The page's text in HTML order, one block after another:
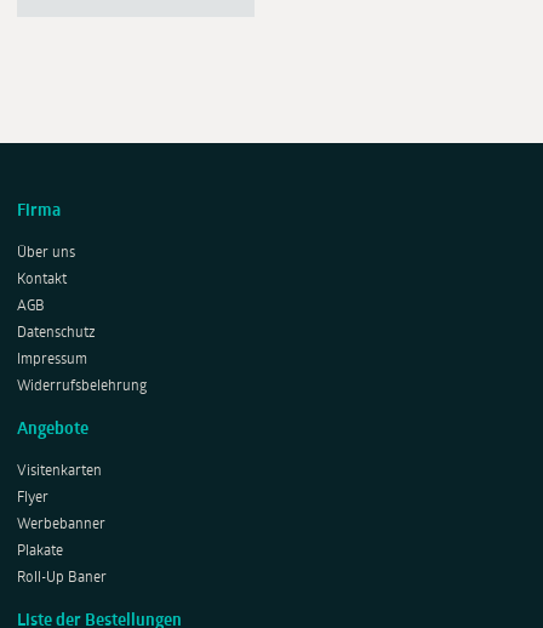
Firma
Über uns
Kontakt
AGB
Datenschutz
Impressum
Widerrufsbelehrung
Angebote
Visitenkarten
Flyer
Werbebanner
Plakate
Roll-Up Baner
Liste der Bestellungen